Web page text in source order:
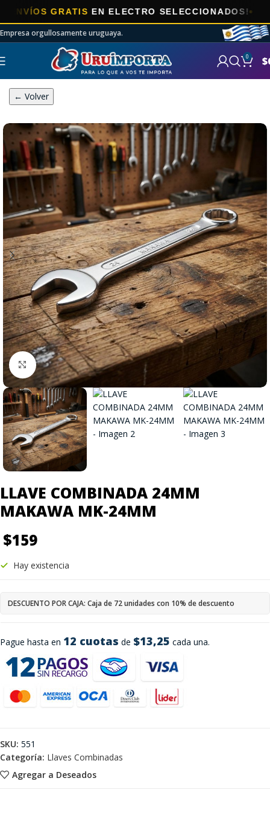
GRATISEN ELECTRO SELECCIONADOS!
Empresa orgullosamente uruguaya.
0 $
← Volver
Click to enlarge
LLAVE COMBINADA 24MM
MAKAWA MK-24MM
$159
Pague hasta en 12 cuotas de $13,25 cada una.
Hay existencia
DESCUENTO POR CAJA: Caja de 72 unidades con 10% de descuento
Agregar a Deseados
SKU: 551
Categoría: Llaves Combinadas